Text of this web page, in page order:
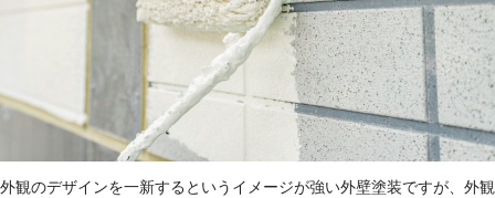
外観のデザインを一新するというイメージが強い外壁塗装ですが、外観